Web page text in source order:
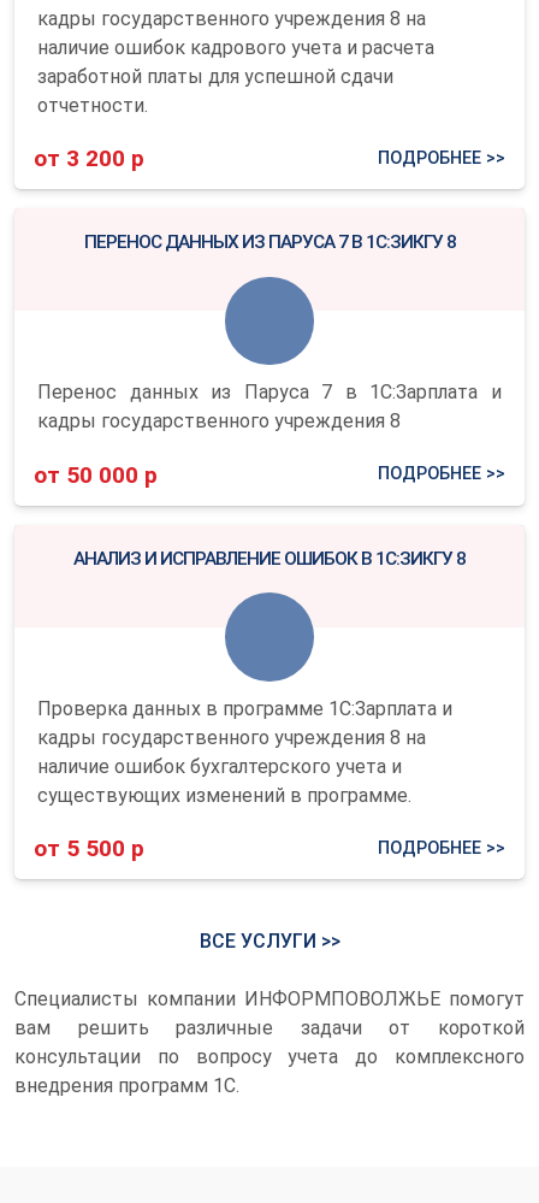
кадры государственного учреждения 8 на
наличие ошибок кадрового учета и расчета
заработной платы для успешной сдачи
отчетности.
от 3 200 р ПОДРОБНЕЕ >>
ПЕРЕНОС ДАННЫХ ИЗ ПАРУСА 7 В 1С:ЗИКГУ 8
Перенос данных из Паруса 7 в 1С:Зарплата и
кадры государственного учреждения 8
от 50 000 р ПОДРОБНЕЕ >>
АНАЛИЗ И ИСПРАВЛЕНИЕ ОШИБОК В 1С:ЗИКГУ 8
Проверка данных в программе 1С:Зарплата и
кадры государственного учреждения 8 на
наличие ошибок бухгалтерского учета и
существующих изменений в программе.
от 5 500 р ПОДРОБНЕЕ >>
ВСЕ УСЛУГИ >>
Специалисты компании ИНФОРМПОВОЛЖЬЕ помогут
вам решить различные задачи от короткой
консультации по вопросу учета до комплексного
внедрения программ 1С.